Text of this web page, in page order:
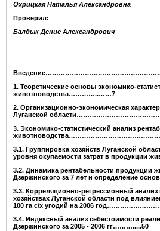
Охрицкая Наталья Александровна
Проверил:
Балдык Денис Александрович
Введение……………………………………
1. Теоретические основы экономико-
животноводства…………..……7
2. Организационно-экономическая
Луганской области
3. Экономико-статистический анализ ре
животноводства
3.1. Группировка хозяйств Луганской
уровня окупаемости затрат в продукции
3.2. Динамика рентабельности продукции
Дзержинского за 7 лет и определение
3.3. Корреляционно-регрессионный анализ
хозяйствах Луганской области под вл
100 га с/х угодий на 2006 год
3.4. Индексный анализ себестоимости
Дзержинского за 2005 - 2006 гг……….....50